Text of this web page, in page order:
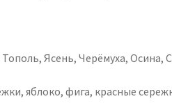
Ясень, Черёмуха, Осина,
яблоко, фига, красные